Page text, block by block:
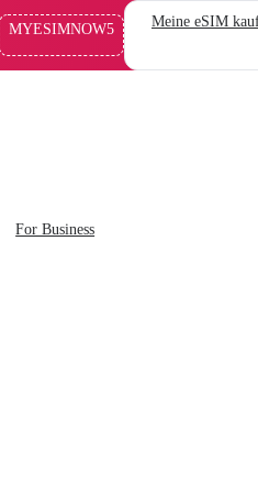
MYESIMNOW5 Meine eSIM
For Business